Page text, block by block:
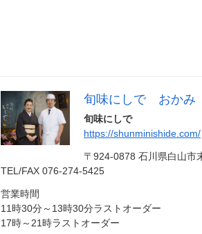
旬味にしで おかみ
旬味にしで
https://shunminishide.com/
〒924-0878 石川県白山市
TEL/FAX 076-274-5425
営業時間
11時30分～13時30分ラストオーダー
17時～21時ラストオーダー